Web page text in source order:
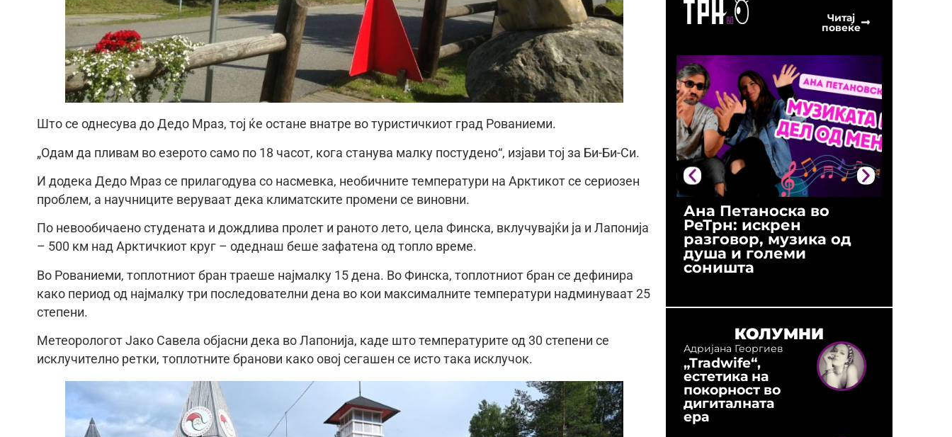
Што се однесува до Дедо Мраз, тој ќе остане внатре во туристичкиот град Рованиеми.
„Одам да пливам во езерото само по 18 часот, кога станува малку постудено“, изјави тој за Би-Би-Си.
И додека Дедо Мраз се прилагодува со насмевка, необичните температури на Арктикот се сериозен
проблем, а научниците веруваат дека климатските промени се виновни.
По невообичаено студената и дождлива пролет и раното лето, цела Финска, вклучувајќи ја и Лапонија
– 500 км над Арктичкиот круг – одеднаш беше зафатена од топло време.
Во Рованиеми, топлотниот бран траеше најмалку 15 дена. Во Финска, топлотниот бран се дефинира
како период од најмалку три последователни дена во кои максималните температури надминуваат 25
степени.
Метеорологот Јако Савела објасни дека во Лапонија, каде што температурите од 30 степени се
исклучително ретки, топлотните бранови како овој сегашен се исто така исклучок.
Читај
повеќе
Ана Петаноска во
РеТрн: искрен
разговор, музика од
душа и големи
соништа
КОЛУМНИ
Адријана Георгиев
„Tradwife“,
естетика на
покорност во
дигиталната
ера